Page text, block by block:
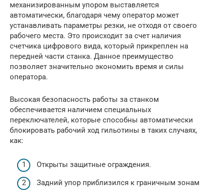
механизированным упором выставляется
автоматически, благодаря чему оператор может
устанавливать параметры резки, не отходя от своего
рабочего места. Это происходит за счет наличия
счетчика цифрового вида, который прикреплен на
передней части станка. Данное преимущество
позволяет значительно экономить время и силы
оператора.
Высокая безопасность работы за станком
обеспечивается наличием специальных
переключателей, которые способны автоматически
блокировать рабочий ход гильотины в таких случаях,
как:
Открыты защитные ограждения.
Задний упор приблизился к граничным зонам